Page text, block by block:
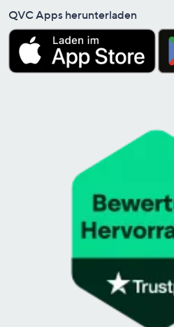
QVC Apps herunterladen